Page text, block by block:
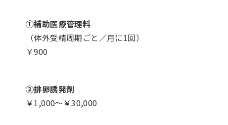
①補助医療管理料
（体外受精周期ごと／月に1回）
￥900
②排卵誘発剤
￥1,000～￥30,000